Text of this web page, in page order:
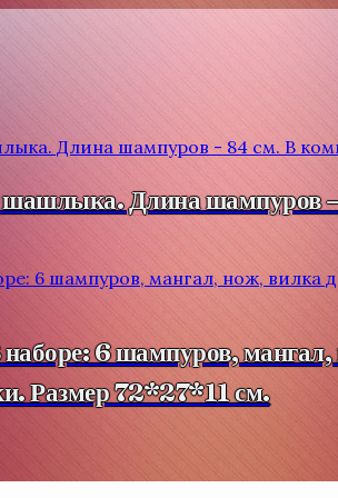
Длина шампуров
6 шампуров, мангал,
Размер 72*27*11 см.